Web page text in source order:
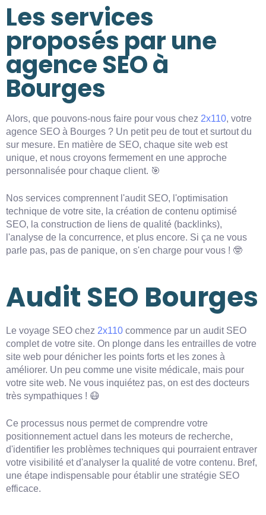
Les services
proposés par une
agence SEO à
Bourges
Alors, que pouvons-nous faire pour vous chez 2x110, votre
agence SEO à Bourges ? Un petit peu de tout et surtout du
sur mesure. En matière de SEO, chaque site web est
unique, et nous croyons fermement en une approche
personnalisée pour chaque client. 🎯
Nos services comprennent l'audit SEO, l'optimisation
technique de votre site, la création de contenu optimisé
SEO, la construction de liens de qualité (backlinks),
l'analyse de la concurrence, et plus encore. Si ça ne vous
parle pas, pas de panique, on s'en charge pour vous ! 🤓
Audit SEO Bourges
Le voyage SEO chez 2x110 commence par un audit SEO
complet de votre site. On plonge dans les entrailles de votre
site web pour dénicher les points forts et les zones à
améliorer. Un peu comme une visite médicale, mais pour
votre site web. Ne vous inquiétez pas, on est des docteurs
très sympathiques ! 😷
Ce processus nous permet de comprendre votre
positionnement actuel dans les moteurs de recherche,
d'identifier les problèmes techniques qui pourraient entraver
votre visibilité et d'analyser la qualité de votre contenu. Bref,
une étape indispensable pour établir une stratégie SEO
efficace.